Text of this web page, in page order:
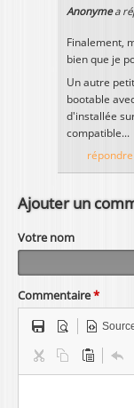
Anonymea
Finalement,
bien que je
Un autre
bootable
d'installée
compatible...
répondre
Ajouter un
Votre nom
Commentaire*